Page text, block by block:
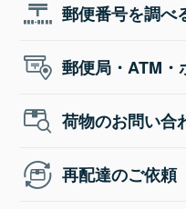
郵便番号を調べ
郵便局・ATM・
荷物のお問い合
再配達のご依頼